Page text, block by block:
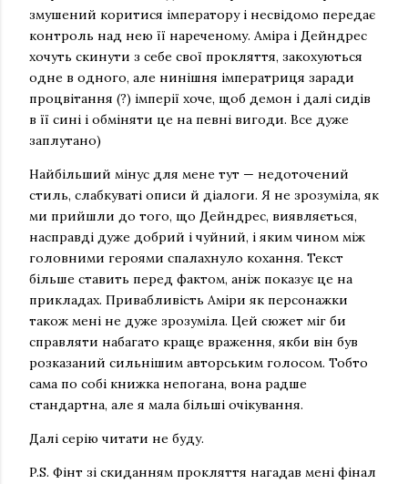
змушений коритися імператору і несвідомо передає
контроль над нею її нареченому. Аміра і Дейндрес
хочуть скинути з себе свої прокляття, закохуються
одне в одного, але нинішня імператриця заради
процвітання (?) імперії хоче, щоб демон і далі сидів
в її сині і обміняти це на певні вигоди. Все дуже
заплутано)
Найбільший мінус для мене тут — недоточений
стиль, слабкуваті описи й діалоги. Я не зрозуміла, як
ми прийшли до того, що Дейндрес, виявляється,
насправді дуже добрий і чуйний, і яким чином між
головними героями спалахнуло кохання. Текст
більше ставить перед фактом, аніж показує це на
прикладах. Привабливість Аміри як персонажки
також мені не дуже зрозуміла. Цей сюжет міг би
справляти набагато краще враження, якби він був
розказаний сильнішим авторським голосом. Тобто
сама по собі книжка непогана, вона радше
стандартна, але я мала більші очікування.
Далі серію читати не буду.
P.S. Фінт зі скиданням прокляття нагадав мені фінал